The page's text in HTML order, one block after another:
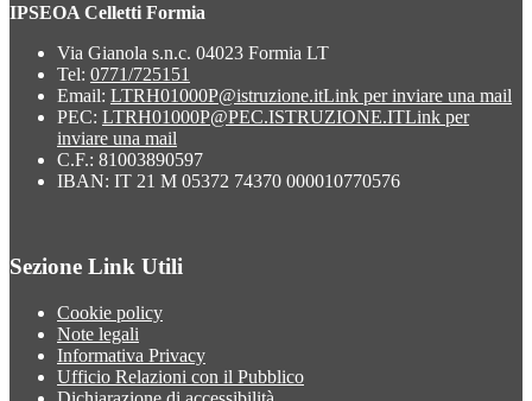
IPSEOA Celletti Formia
Via Gianola s.n.c. 04023 Formia LT
Tel: 0771/725151
Email: LTRH01000P@istruzione.itLink per inviare una mail
PEC: LTRH01000P@PEC.ISTRUZIONE.ITLink per
inviare una mail
C.F.: 81003890597
IBAN: IT 21 M 05372 74370 000010770576
Sezione Link Utili
Cookie policy
Note legali
Informativa Privacy
Ufficio Relazioni con il Pubblico